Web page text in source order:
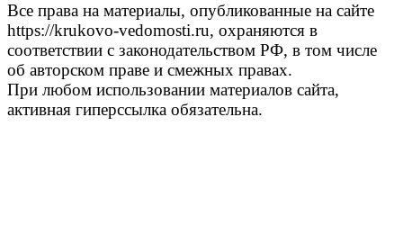
Все права на материалы, опубликованные на сайте
https://krukovo-vedomosti.ru, охраняются в
соответствии с законодательством РФ, в том числе
об авторском праве и смежных правах.
При любом использовании материалов сайта,
активная гиперссылка обязательна.